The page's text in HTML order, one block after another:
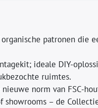
patronen die
ideale DIY-
ruimtes.
norm van FSC-
showrooms – de